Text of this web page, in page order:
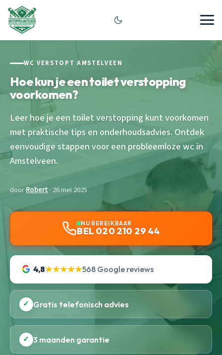
WC VERSTOPT AMSTELVEEN
Hoe kun je een toilet verstopping
voorkomen?
Leer hoe je een toilet verstopping kunt voorkomen
met praktische tips en onderhoudsadvies. Ontdek
eenvoudige stappen voor een probleemloze wc in
Amstelveen.
doorRobert · 26 mei 2025
NU BEREIKBAAR
BEL 020 210 29 44
4,8★★★★★568 Google reviews
✓ Gratis telefonisch advies
✓ 3 maanden garantie